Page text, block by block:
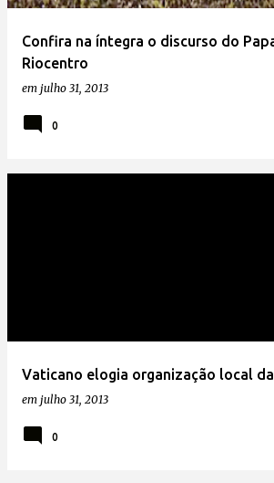
Confira na íntegra o discurso do
Riocentro
em julho 31, 2013
0
Vaticano elogia organização local da
em julho 31, 2013
0